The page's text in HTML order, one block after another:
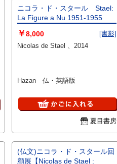
ニコラ・ド・スタール Stael:
La Figure a Nu 1951-1955
[書影]
￥8,000
Nicolas de Stael 、2014
Hazan 仏・英語版
夏目書房
(仏文)ニコラ・ド・スタール回
顧展【Nicolas de Stael :